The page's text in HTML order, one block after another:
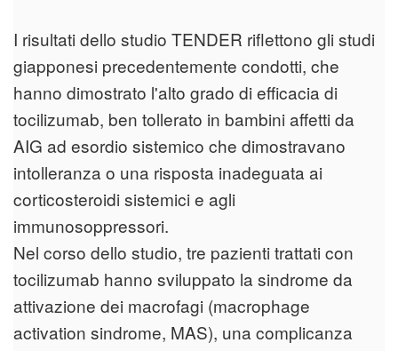
I risultati dello studio TENDER riflettono gli studi
giapponesi precedentemente condotti, che
hanno dimostrato l'alto grado di efficacia di
tocilizumab, ben tollerato in bambini affetti da
AIG ad esordio sistemico che dimostravano
intolleranza o una risposta inadeguata ai
corticosteroidi sistemici e agli
immunosoppressori.
Nel corso dello studio, tre pazienti trattati con
tocilizumab hanno sviluppato la sindrome da
attivazione dei macrofagi (macrophage
activation sindrome, MAS), una complicanza